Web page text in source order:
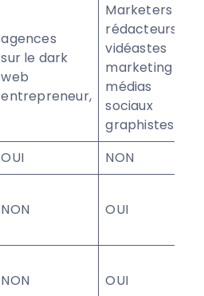
agences
sur le dark
web
entrepreneur,
Marketers
rédacteurs
vidéastes
marketing de
médias
sociaux
graphistes
OUI
NON
NON OUI
NON OUI